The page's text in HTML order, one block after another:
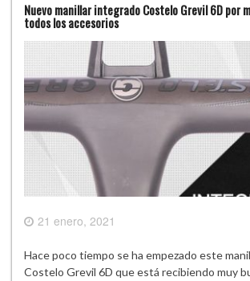
Nuevo manillar integrado Costelo Grevil 6D por
todos los accesorios
21 enero, 2021
Hace poco tiempo se ha empezado este
Costelo Grevil 6D que está recibiendo muy